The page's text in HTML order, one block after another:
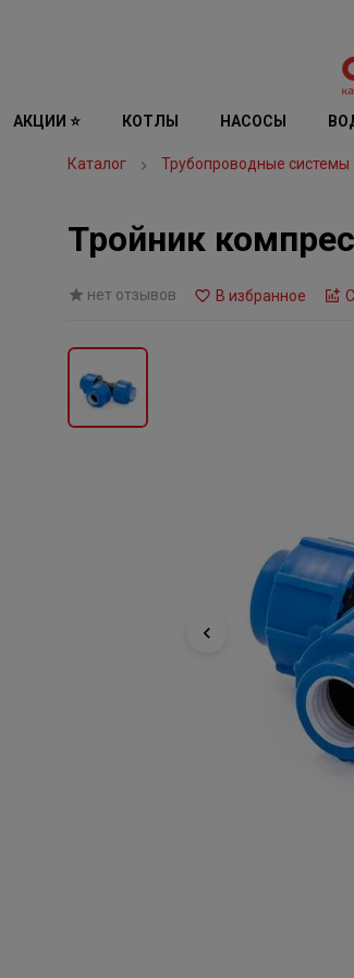
АКЦИИ ⭐ КОТЛЫ НАСОСЫ
Каталог Трубопроводные системы
Тройник
нет отзывов В избранное